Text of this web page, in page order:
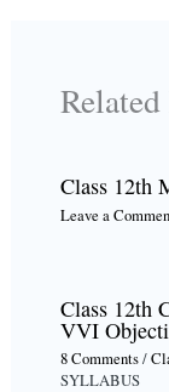
Related
Class 12th
Leave a
Class 12th
VVI
8 Comments/
SYLLABUS